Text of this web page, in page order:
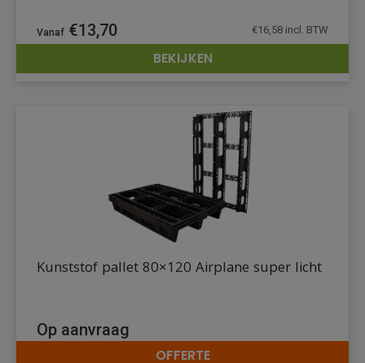
DETAILS
€13,70 €16,58 incl. BTW
BEKIJKEN
Kunststof pallet 80×120 Airplane super licht
Op aanvraag
OFFERTE